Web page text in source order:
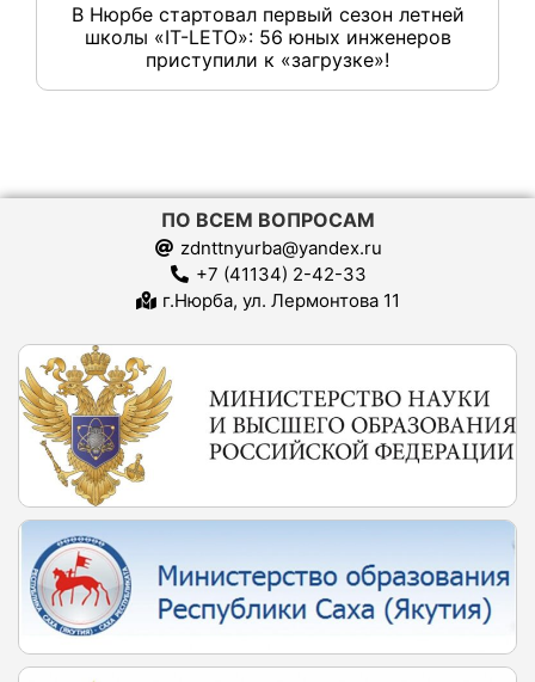
В Нюрбе стартовал первый сезон летней
школы «IT-LETO»: 56 юных инженеров
приступили к «загрузке»!
ПО ВСЕМ ВОПРОСАМ
zdnttnyurba@yandex.ru
+7 (41134) 2-42-33
г.Нюрба, ул. Лермонтова 11